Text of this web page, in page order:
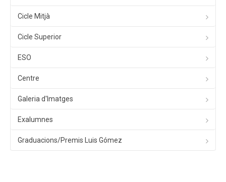
Cicle Mitjà
Cicle Superior
ESO
Centre
Galeria d'Imatges
Exalumnes
Graduacions/Premis Luis Gómez